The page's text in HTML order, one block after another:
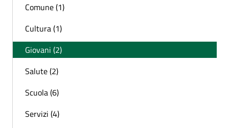
Comune (1)
Cultura (1)
Giovani (2)
Salute (2)
Scuola (6)
Servizi (4)